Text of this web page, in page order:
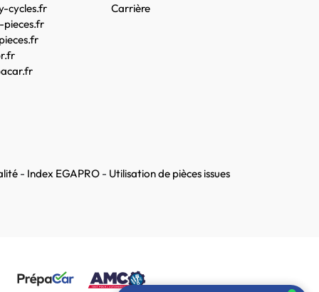
cycles.fr
pieces.fr
Carrière
- Index EGAPRO - Utilisation de pièces issues